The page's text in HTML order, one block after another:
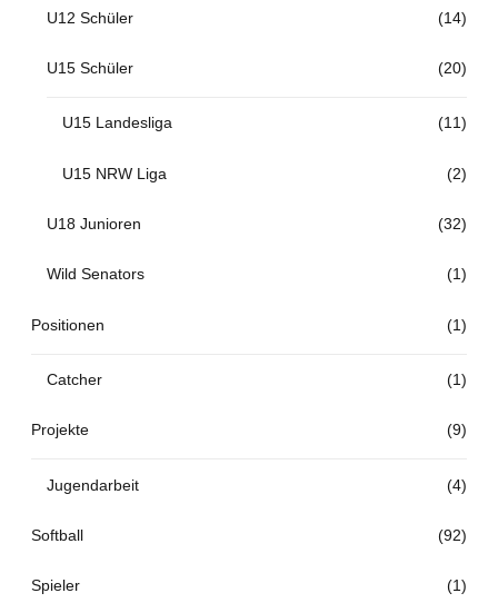
U12 Schüler (14)
U15 Schüler (20)
U15 Landesliga (11)
U15 NRW Liga (2)
U18 Junioren (32)
Wild Senators (1)
Positionen (1)
Catcher (1)
Projekte (9)
Jugendarbeit (4)
Softball (92)
Spieler (1)